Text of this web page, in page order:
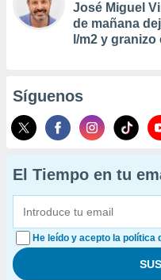
José Miguel
de mañana
l/m2 y
Síguenos
El Tiempo en tu
He leído y acepto la política